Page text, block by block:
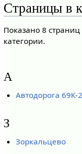
Страницы в
Показано 8
категории.
А
Автодорога 69К-2
З
Зоркальцево